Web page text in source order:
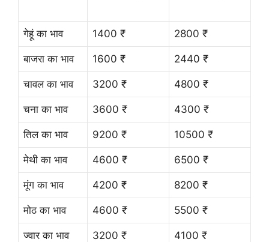
गेहूं का भाव 1400 ₹ 2800 ₹
बाजरा का भाव 1600 ₹ 2440 ₹
चावल का भाव 3200 ₹ 4800 ₹
चना का भाव 3600 ₹ 4300 ₹
तिल का भाव 9200 ₹ 10500 ₹
मेथी का भाव 4600 ₹ 6500 ₹
मूंग का भाव 4200 ₹ 8200 ₹
मोठ का भाव 4600 ₹ 5500 ₹
ज्वार का भाव 3200 ₹ 4100 ₹